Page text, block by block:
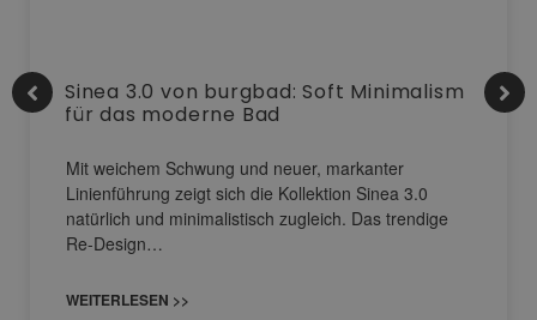
Sinea 3.0 von burgbad: Soft Minimalism
für das moderne Bad
Mit weichem Schwung und neuer, markanter
Linienführung zeigt sich die Kollektion Sinea 3.0
natürlich und minimalistisch zugleich. Das trendige
Re-Design…
WEITERLESEN >>